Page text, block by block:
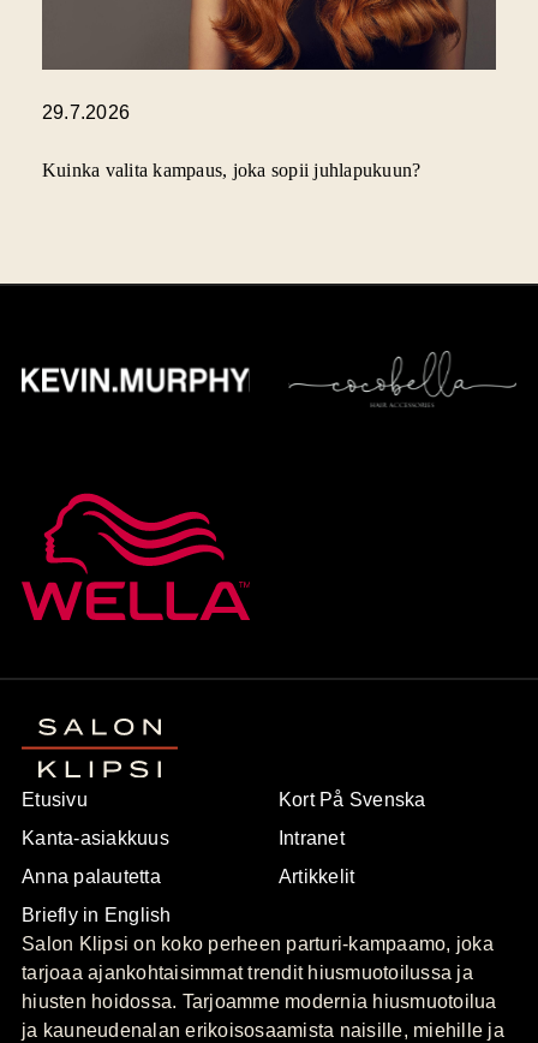
29.7.2026
Kuinka valita kampaus, joka sopii juhlapukuun?
Etusivu
Kanta-asiakkuus
Anna palautetta
Briefly in English
Kort På Svenska
Intranet
Artikkelit
Salon Klipsi on koko perheen parturi-kampaamo, joka
tarjoaa ajankohtaisimmat trendit hiusmuotoilussa ja
hiusten hoidossa. Tarjoamme modernia hiusmuotoilua
ja kauneudenalan erikoisosaamista naisille, miehille ja